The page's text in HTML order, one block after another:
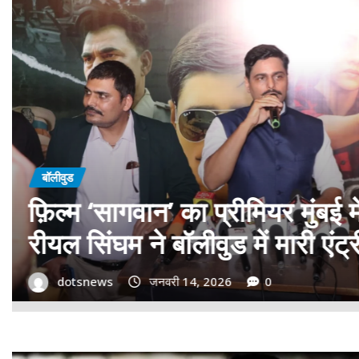
बॉलीवुड
गोवा मुख्यमंत्री डॉ. प्रमोद सावंत का
बड़ा समर्थन; पोस्टर विमोचन कर
गोदान की टीम का बढ़ाया मान!
dotsnews जनवरी 9, 2026 0